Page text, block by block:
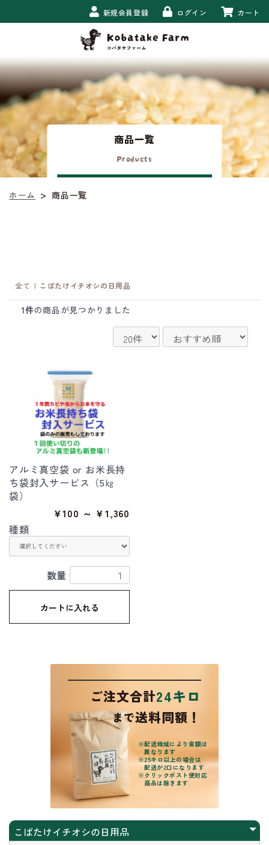
新規会員登録 ログイン カート
商品一覧
Products
ホーム > 商品一覧
ご注文合計24キロ
まで送料同額！
※配送地域により金額は
異なります
※25キロ以上の場合は
配送が2口になります
※クリックポスト便対応
商品は除きます
全て | こばたけイチオシの日用品
1件の商品が見つかりました
アルミ真空袋 or お米長持
ち袋封入サービス（5㎏
袋）
￥100 ～ ￥1,360
種類
数量
カートに入れる